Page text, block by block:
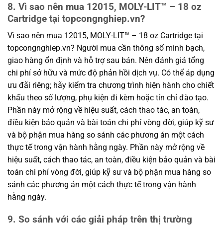
8. Vì sao nên mua 12015, MOLY-LIT™ – 18 oz
Cartridge tại topcongnghiep.vn?
Vì sao nên mua 12015, MOLY-LIT™ – 18 oz Cartridge tại
topcongnghiep.vn? Người mua cần thông số minh bạch,
giao hàng ổn định và hỗ trợ sau bán. Nên đánh giá tổng
chi phí sở hữu và mức độ phản hồi dịch vụ. Có thể áp dụng
ưu đãi riêng; hãy kiểm tra chương trình hiện hành cho chiết
khấu theo số lượng, phụ kiện đi kèm hoặc tín chỉ đào tạo.
Phần này mở rộng về hiệu suất, cách thao tác, an toàn,
điều kiện bảo quản và bài toán chi phí vòng đời, giúp kỹ sư
và bộ phận mua hàng so sánh các phương án một cách
thực tế trong vận hành hằng ngày. Phần này mở rộng về
hiệu suất, cách thao tác, an toàn, điều kiện bảo quản và bài
toán chi phí vòng đời, giúp kỹ sư và bộ phận mua hàng so
sánh các phương án một cách thực tế trong vận hành
hằng ngày.
9. So sánh với các giải pháp trên thị trường